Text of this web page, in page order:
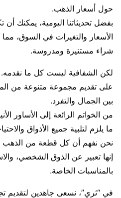
حول أسعار الذهب.
بفضل تحديثاتنا اليومية، يمكنك
الأسعار والتغيرات في السوق،
شراء مستنيرة ومدروسة.
لكن الشفافية ليست كل ما
على تقديم مجموعة متنوعة من
بين الجمال والتفرد.
من الخواتم الرائعة إلى الأساور
ما يلزم لتلبية جميع الأذواق
نحن نفهم أن كل قطعة من الذهب
إنها تعبير عن الذوق الشخصي،
بالمناسبات الخاصة.
في “ثري”، نسعى جاهدين لتقديم